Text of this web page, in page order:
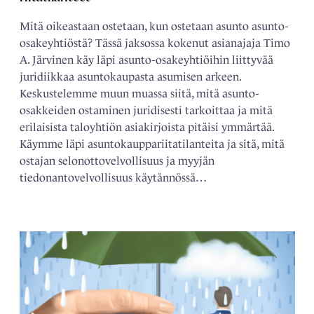
Mitä oikeastaan ostetaan, kun ostetaan asunto asunto-
osakeyhtiöstä? Tässä jaksossa kokenut asianajaja Timo
A. Järvinen käy läpi asunto-osakeyhtiöihin liittyvää
juridiikkaa asuntokaupasta asumisen arkeen.
Keskustelemme muun muassa siitä, mitä asunto-
osakkeiden ostaminen juridisesti tarkoittaa ja mitä
erilaisista taloyhtiön asiakirjoista pitäisi ymmärtää.
Käymme läpi asuntokauppariitatilanteita ja sitä, mitä
ostajan selonottovelvollisuus ja myyjän
tiedonantovelvollisuus käytännössä…